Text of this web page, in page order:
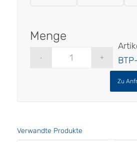
Zu
Verwandte Produkte